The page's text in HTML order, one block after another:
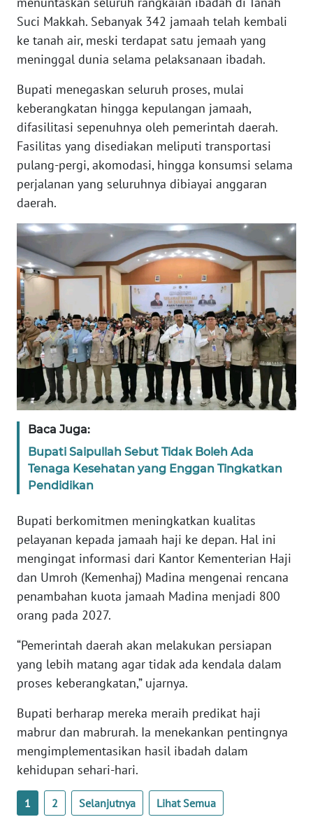
Suci Makkah. Sebanyak 342 jamaah telah kembali
ke tanah air, meski terdapat satu jemaah yang
meninggal dunia selama pelaksanaan ibadah.
Bupati menegaskan seluruh proses, mulai
keberangkatan hingga kepulangan jamaah,
difasilitasi sepenuhnya oleh pemerintah daerah.
Fasilitas yang disediakan meliputi transportasi
pulang-pergi, akomodasi, hingga konsumsi selama
perjalanan yang seluruhnya dibiayai anggaran
daerah.
Baca Juga:
Bupati Saipullah Sebut Tidak Boleh Ada
Tenaga Kesehatan yang Enggan Tingkatkan
Pendidikan
Bupati berkomitmen meningkatkan kualitas
pelayanan kepada jamaah haji ke depan. Hal ini
mengingat informasi dari Kantor Kementerian Haji
dan Umroh (Kemenhaj) Madina mengenai rencana
penambahan kuota jamaah Madina menjadi 800
orang pada 2027.
“Pemerintah daerah akan melakukan persiapan
yang lebih matang agar tidak ada kendala dalam
proses keberangkatan,” ujarnya.
Bupati berharap mereka meraih predikat haji
mabrur dan mabrurah. Ia menekankan pentingnya
mengimplementasikan hasil ibadah dalam
kehidupan sehari-hari.
1 2 Selanjutnya Lihat Semua
WN
SULTRA
NTB
WN
SULTENG
WN
SULBAR
WN
BABEL
WN
WN
SUMSEL
WN
BENGKULU
LAMPUNG
WN
WN
NUSANTARA
WN
JOGJA
WN
JATIM
BALI
WN
KALBAR
WN
KALTENG